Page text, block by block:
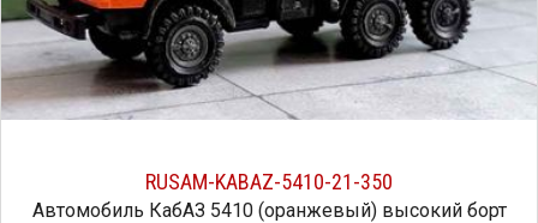
RUSAM-KABAZ-5410-21-350
Автомобиль КабАЗ 5410 (оранжевый) высокий борт